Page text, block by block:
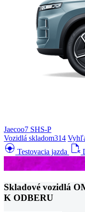
Jaecoo7 SHS-P
Vozidlá skladom314
search_hands_free Testovacia jazda file_open
Skladové vozidlá
K ODBERU